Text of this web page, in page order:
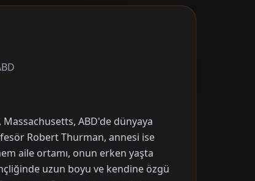
ABD'de dünyaya
Robert Thurman, annesi ise
aile ortamı, onun erken yaşta
uzun boyu ve kendine özgü